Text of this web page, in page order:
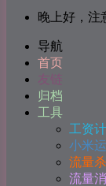
晚上好，注
导航
首页
友链
归档
工具
工资
小米
流量
流量